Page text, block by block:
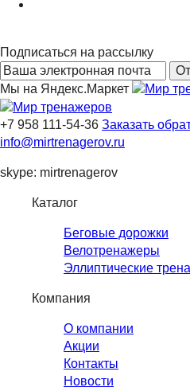
Подписаться на рассылку
Мы на Яндекс.Маркет
+7 958 111-54-36 Заказать
info@mirtrenagerov.ru
skype: mirtrenagerov
Каталог
Беговые дорожки
Велотренажеры
Эллиптические
Компания
О компании
Акции
Контакты
Новости